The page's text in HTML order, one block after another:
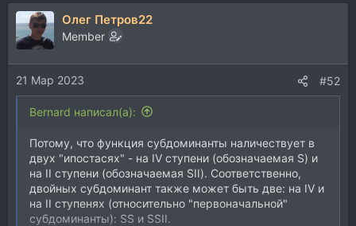
Олег Петров22
Member
21 Мар 2023 #52
Bernard написал(а):
Потому, что функция субдоминанты наличествует в
двух "ипостасях" - на IV ступени (обозначаемая S) и
на II ступени (обозначаемая SII). Соответственно,
двойных субдоминант также может быть две: на IV и
на II ступенях (относительно "первоначальной"
субдоминанты): SS и SSII.